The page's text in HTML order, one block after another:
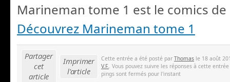
Marineman tome 1 est le comics de
Découvrez Marineman tome 1
Partager
cet
article
Imprimer
l'article
Cette entrée a été posté par Thomas le 18 août
V.F.. Vous pouvez suivre les réponses à cette
pings sont fermés pour l'instant